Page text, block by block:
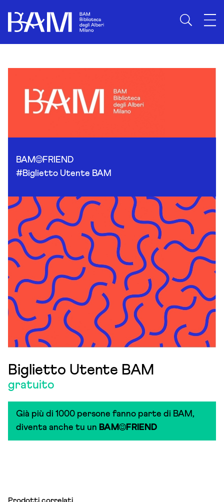
BAM
FRIEND
#Biglietto Utente BAM
Biglietto Utente BAM
gratuito
Già più di 1000 persone fanno parte di BAM,
diventa anche tu un BAM FRIEND